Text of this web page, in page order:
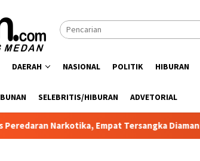
DAERAH NASIONAL POLITIK HIBURAN
SELEBRITIS/HIBURAN ADVETORIAL
Empat Tersangka Diamankan Satgas